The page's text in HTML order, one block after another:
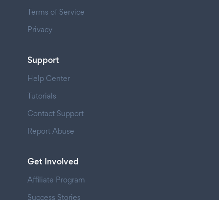
Terms of Service
Privacy
Support
Help Center
Tutorials
Contact Support
Report Abuse
Get Involved
Affiliate Program
Success Stories